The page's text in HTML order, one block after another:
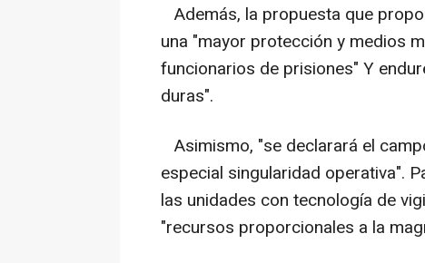
Además, la propuesta que
una "mayor protección y medios
funcionarios de prisiones" Y
duras".
Asimismo, "se declarará el
especial singularidad operativa".
las unidades con tecnología de
"recursos proporcionales a la